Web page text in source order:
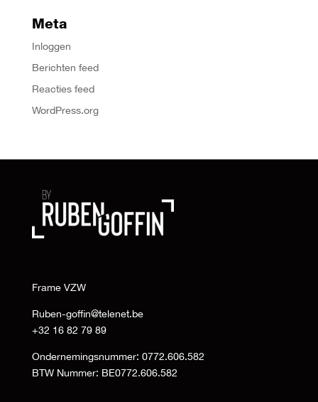
Meta
Inloggen
Berichten feed
Reacties feed
WordPress.org
Frame VZW
Ruben-goffin@telenet.be
+32 16 82 79 89
Ondernemingsnummer: 0772.606.582
BTW Nummer: BE0772.606.582